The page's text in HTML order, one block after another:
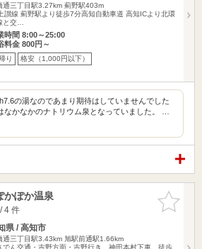
通三丁目駅3.27km 薊野駅403m
讃線 薊野駅より徒歩7分高知自動車道 高知ICより北環
と交…
時間 8:00～25:00
料金 800円～
り 格安（1,000円以下）
の湯なのであまり期待はしていませんでした
なかなかのナトリウム泉となっていました。 …
お気に入
りに追加
かぽか温泉
4 件
県 / 高知市
通三丁目駅3.43km 旭駅前通駅1.66km
でん交通・吉野方面・吉野行き 神田本村下車、徒歩